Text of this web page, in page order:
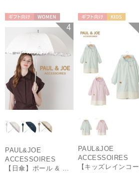
WOMEN 4
PAUL&JOE
ACCESSOIRES
【日傘】ポール & ジョー (PAUL & JOE ACCESSOIRES) クリザンテームワンポイント フリル【公式ムーンバット】雨の日OK スライド式 一級遮光 遮熱 UV
PAUL&JOE
ACCESSOIRES